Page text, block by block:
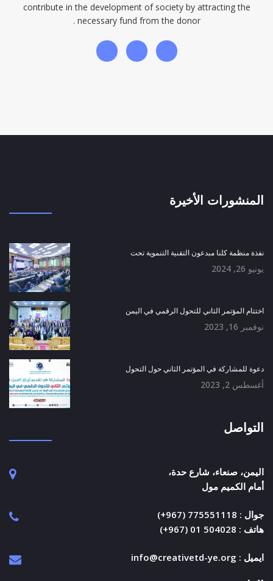
contribute in the development of society by attracting the
necessary fund from the donor .
المنشورات الأخيرة
نفذة منظمة كلنا مبدعون التقنية التنموية تحت
يونيو 26, 2024
اختتام المؤتمر الثاني للتحول الرقمي في اليمن
نوفمبر 16, 2023
دعوة للمشاركة في المؤتمر الثاني حول التحول
أغسطس 2, 2023
التواصل
اليمن، صنعاء، شارع حدة،
أمام الكميم مول
جوال : 775551118 (967+)
هاتف : 504028 01 (967+)
ايميل : info@creativetd-ye.org